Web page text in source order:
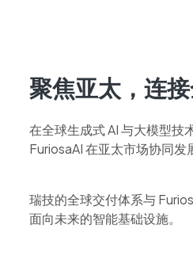
聚焦亚太，连
在全球生成式 AI 与大模型
FuriosaAI 在亚太市场协同发
瑞技的全球交付体系与
面向未来的智能基础设施。